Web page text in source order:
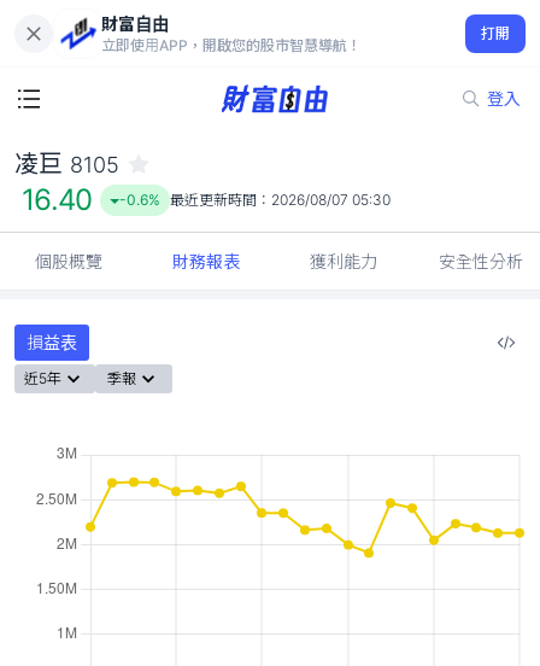
財富自由
立即使用APP，開啟您的股市智慧導航！
打開
登入
16.40
-0.6%
凌巨 8105
16.40 -0.6% 最近更新時間： 2026/08/07 05:30
個股概覽 財務報表 獲利能力 安全性分析
損益表
近5年 季報